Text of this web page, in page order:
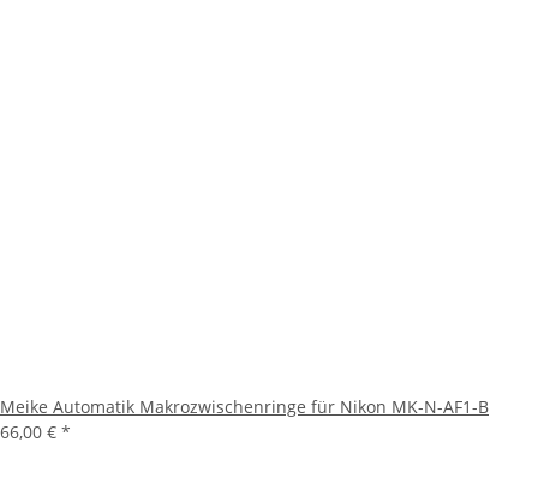
Meike Automatik Makrozwischenringe für Nikon MK-N-AF1-B
66,00 € *